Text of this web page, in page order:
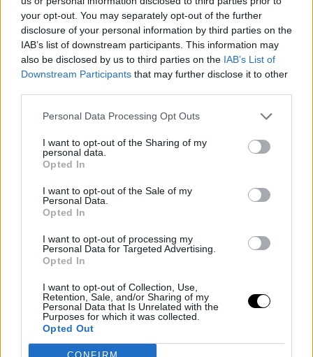
your opt-out. You may separately opt-out of the further
disclosure of your personal information by third parties on the
IAB’s list of downstream participants. This information may
also be disclosed by us to third parties on the IAB’s List of
Downstream Participants that may further disclose it to other
Personal Data Processing Opt Outs
I want to opt-out of the Sharing of my
personal data.
Opted In
I want to opt-out of the Sale of my
Personal Data.
Opted In
I want to opt-out of processing my
Personal Data for Targeted Advertising.
Opted In
I want to opt-out of Collection, Use,
Retention, Sale, and/or Sharing of my
Personal Data that Is Unrelated with the
Purposes for which it was collected.
Opted Out
2) Άπλωσε το κοντίσιονερ και την μάσκα μόνο στις άκρες –
Κάνε καλό ξέβγαλμα: Η εφαρμογή των εν λόγω προϊόντων στις
ρίζες αυξάνουν κατά πολύ την λιπαρότητα.
3) Μην πιάνεις συνεχώς τα μαλλιά σου: Κι όμως! Όταν τα
πειράζεις συχνά με τα δάχτυλά σου μεταφέρεις τα έλαια που τα
δάχτυλά σου παράγουν. Σημαντικός παράγοντας λιπαρότητας.